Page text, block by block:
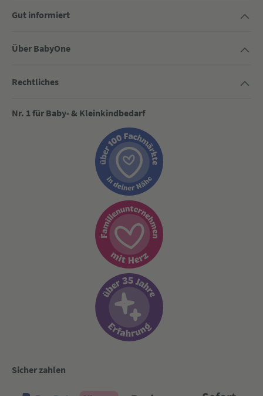
Gut informiert
Über BabyOne
Rechtliches
Nr. 1 für Baby- & Kleinkindbedarf
Sicher zahlen